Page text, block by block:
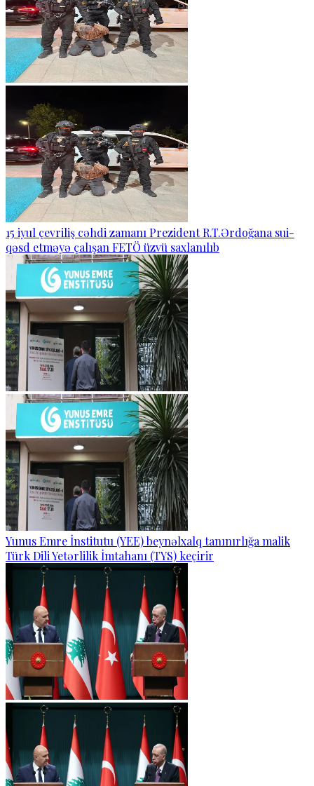
15 iyul çevriliş cəhdi zamanı Prezident R.T.Ərdoğana sui-
qəsd etməyə çalışan FETÖ üzvü saxlanılıb
Yunus Emre İnstitutu (YEE) beynəlxalq tanınırlığa malik
Türk Dili Yetərlilik İmtahanı (TYS) keçirir